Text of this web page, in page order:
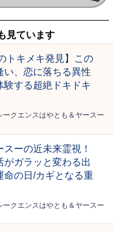
見ています
トキメキ発見】この
い、恋に落ちる異性
する超絶ドキドキ
ークエンスはやとも＆ヤースー
ーの近未来霊視！
がガラッと変わる出
命の日/カギとなる重
ークエンスはやとも＆ヤースー